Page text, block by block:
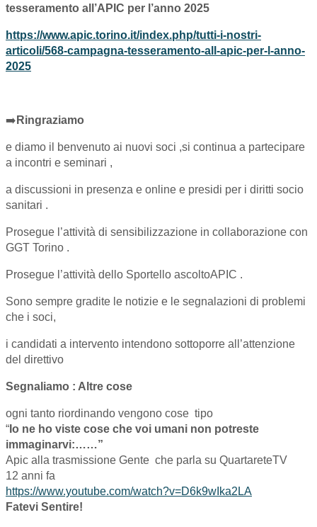
tesseramento all’APIC per l’anno 2025
https://www.apic.torino.it/index.php/tutti-i-nostri-
articoli/568-campagna-tesseramento-all-apic-per-l-anno-
2025
➡️ Ringraziamo
e diamo il benvenuto ai nuovi soci ,si continua a partecipare
a incontri e seminari ,
a discussioni in presenza e online e presidi per i diritti socio
sanitari .
Prosegue l’attività di sensibilizzazione in collaborazione con
GGT Torino .
Prosegue l’attività dello Sportello ascoltoAPIC .
Sono sempre gradite le notizie e le segnalazioni di problemi
che i soci,
i candidati a intervento intendono sottoporre all’attenzione
del direttivo
Segnaliamo : Altre cose
ogni tanto riordinando vengono cose tipo
“ Io ne ho viste cose che voi umani non potreste
immaginarvi:……”
Apic alla trasmissione Gente che parla su QuartareteTV
12 anni fa
https://www.youtube.com/watch?v=D6k9wIka2LA
Fatevi Sentire!